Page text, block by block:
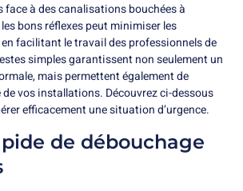
face à des canalisations bouchées à
bons réflexes peut minimiser les
facilitant le travail des professionnels de
simples garantissent non seulement un
mais permettent également de
de vos installations. Découvrez ci-dessous
efficacement une situation d’urgence.
de débouchage